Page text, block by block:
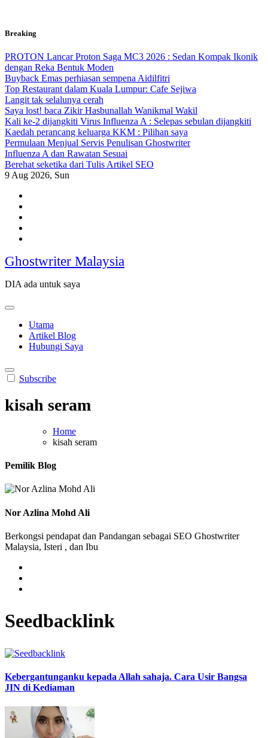
Skip
content
Breaking
PROTON Lancar Proton Saga MC3 2026 : Sedan Kompak Ikonik
dengan Reka Bentuk Moden
Buyback Emas perhiasan sempena Aidilfitri
Top Restaurant dalam Kuala Lumpur: Cafe Sejiwa
Langit tak selalunya cerah
Saya lost! baca Zikir Hasbunallah Wanikmal Wakil
Kali ke-2 dijangkiti Virus Influenza A : Selepas sebulan dijangkiti
Kaedah perancang keluarga KKM : Pilihan saya
Permulaan Menjual Servis Penulisan Ghostwriter
Influenza A dan Rawatan Sesuai
Berehat seketika dari Tulis Artikel SEO
9 Aug 2026, Sun
Ghostwriter Malaysia
DIA ada untuk saya
Utama
Artikel Blog
Hubungi Saya
Subscribe
kisah seram
Home
kisah seram
Pemilik Blog
Nor Azlina Mohd Ali
Berkongsi pendapat dan Pandangan sebagai SEO Ghostwriter
Malaysia, Isteri , dan Ibu
Seedbacklink
Kebergantunganku kepada Allah sahaja. Cara Usir Bangsa
JIN di Kediaman